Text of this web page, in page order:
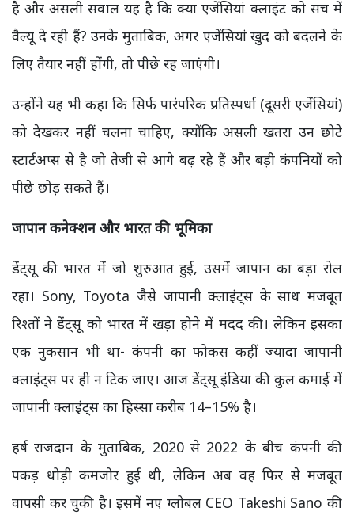
है और असली सवाल यह है कि क्या एजेंसियां क्लाइंट को सच में
वैल्यू दे रही हैं? उनके मुताबिक, अगर एजेंसियां खुद को बदलने के
लिए तैयार नहीं होंगी, तो पीछे रह जाएंगी।
उन्होंने यह भी कहा कि सिर्फ पारंपरिक प्रतिस्पर्धा (दूसरी एजेंसियां)
को देखकर नहीं चलना चाहिए, क्योंकि असली खतरा उन छोटे
स्टार्टअप्स से है जो तेजी से आगे बढ़ रहे हैं और बड़ी कंपनियों को
पीछे छोड़ सकते हैं।
जापान कनेक्शन और भारत की भूमिका
डेंट्सू की भारत में जो शुरुआत हुई, उसमें जापान का बड़ा रोल
रहा। Sony, Toyota जैसे जापानी क्लाइंट्स के साथ मजबूत
रिश्तों ने डेंट्सू को भारत में खड़ा होने में मदद की। लेकिन इसका
एक नुकसान भी था- कंपनी का फोकस कहीं ज्यादा जापानी
क्लाइंट्स पर ही न टिक जाए। आज डेंट्सू इंडिया की कुल कमाई में
जापानी क्लाइंट्स का हिस्सा करीब 14–15% है।
हर्ष राजदान के मुताबिक, 2020 से 2022 के बीच कंपनी की
पकड़ थोड़ी कमजोर हुई थी, लेकिन अब वह फिर से मजबूत
वापसी कर चुकी है। इसमें नए ग्लोबल CEO Takeshi Sano की